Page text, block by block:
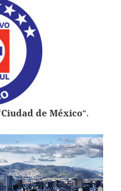
Ciudad de México“.